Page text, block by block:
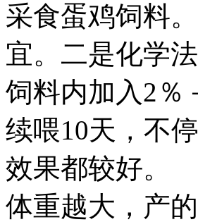
采食蛋鸡饲料
宜。二是化学
饲料内加入2％
续喂10天，不
效果都较好。
体重越大，产